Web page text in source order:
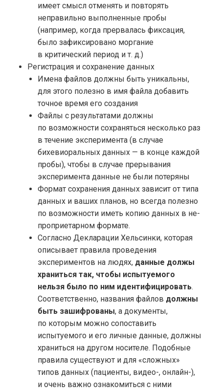
имеет смысл отменять и повторять
неправильно выполненные пробы
(например, когда прервалась фиксация,
было зафиксировано моргание
в критический период и т. д.)
Регистрация и сохранение данных
Имена файлов должны быть уникальны,
для этого полезно в имя файла добавить
точное время его создания
Файлы с результатами должны
по возможности сохраняться несколько раз
в течение эксперимента (в случае
бихевиоральных данных — в конце каждой
пробы), чтобы в случае прерывания
эксперимента данные не были потеряны
Формат сохранения данных зависит от типа
данных и ваших планов, но всегда полезно
по возможности иметь копию данных в не-
проприетарном формате.
Согласно Декларации Хельсинки, которая
описывает правила проведения
экспериментов на людях, данные должы
храниться так, чтобы испытуемого
нельзя было по ним идентифицировать.
Соответственно, названия файлов должны
быть зашифрованы, а документы,
по которым можно сопоставить
испытуемого и его личные данные, должны
храниться на другом носителе. Подобные
правила существуют и для «сложных»
типов данных (пациенты, видео-, онлайн-),
и очень важно ознакомиться с ними